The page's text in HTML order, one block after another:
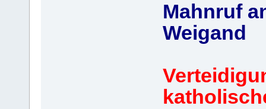
Mahnruf
Weigand